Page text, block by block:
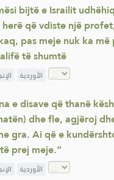
bijtë e Israilit
që vdiste një
pas meje nuk ka
të shumtë
الأوردية
e disave që thanë
dhe fle, agjëroj
gra. Ai që e
prej meje.”
الأوردية